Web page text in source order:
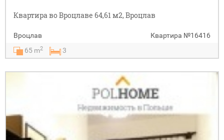
Квартира во Вроцлаве 64,61 м2, Вроцлав
Вроцлав Квартира №16416
65 m2 3